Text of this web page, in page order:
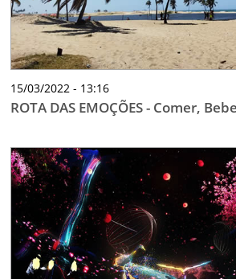
15/03/2022 - 13:16
ROTA DAS EMOÇÕES - Comer,